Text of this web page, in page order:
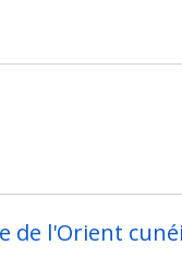
de l'Orient